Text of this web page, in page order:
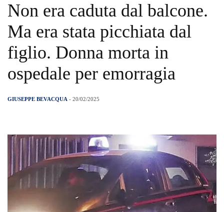
Non era caduta dal balcone.
Ma era stata picchiata dal
figlio. Donna morta in
ospedale per emorragia
GIUSEPPE BEVACQUA - 20/02/2025